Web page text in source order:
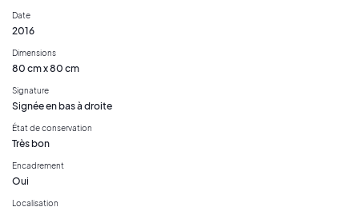
Date
2016
Dimensions
80 cm x 80 cm
Signature
Signée en bas à droite
État de conservation
Très bon
Encadrement
Oui
Localisation